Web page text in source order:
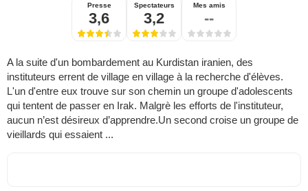
Presse
3,6
Spectateurs
3,2
Mes amis
--
A la suite d'un bombardement au Kurdistan iranien, des
instituteurs errent de village en village à la recherche d'élèves.
L'un d'entre eux trouve sur son chemin un groupe d'adolescents
qui tentent de passer en Irak. Malgrè les efforts de l'instituteur,
aucun n’est désireux d’apprendre.Un second croise un groupe de
vieillards qui essaient ...